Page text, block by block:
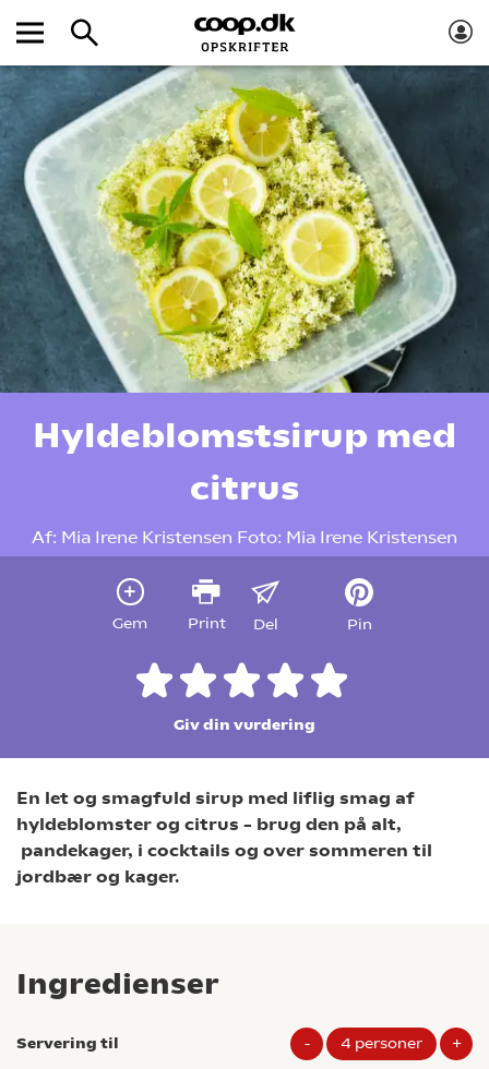
Hyldeblomstsirup med
citrus
Af: Mia Irene Kristensen Foto: Mia Irene Kristensen
Gem Print Del Pin
Giv din vurdering
En let og smagfuld sirup med liflig smag af
hyldeblomster og citrus – brug den på alt,
pandekager, i cocktails og over sommeren til
jordbær og kager.
Ingredienser
Servering til - 4 personer +